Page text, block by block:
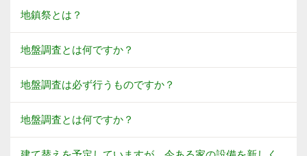
地鎮祭とは？
地盤調査とは何ですか？
地盤調査は必ず行うものですか？
地盤調査とは何ですか？